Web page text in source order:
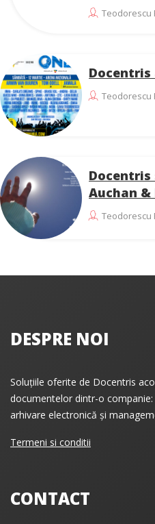
Teodorescu
Teodorescu
Auchan &
Teodorescu
DESPRE NOI
Soluțiile oferite de Docentris
documentelor dintr-o
arhivare electronică și
Termeni si conditii
CONTACT